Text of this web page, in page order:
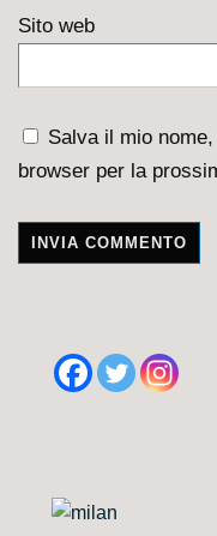
Sito web
Salva il mio
browser per la